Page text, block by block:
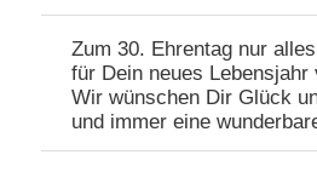
Zum 30. Ehrentag nur
für Dein neues Lebensjahr
Wir wünschen Dir Glück
und immer eine